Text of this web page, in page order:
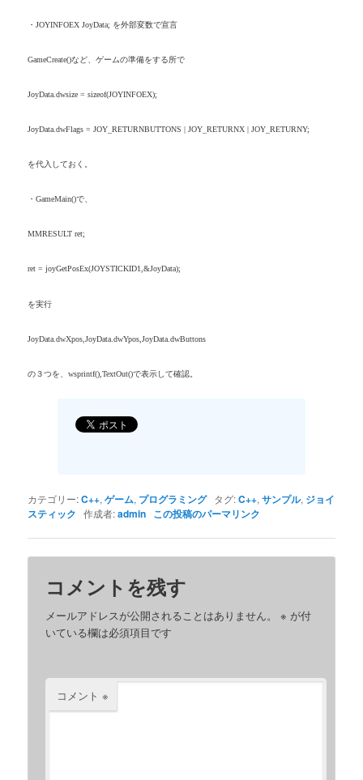
・JOYINFOEX JoyData; を外部変数で宣言
GameCreate()など、ゲームの準備をする所で
JoyData.dwsize = sizeof(JOYINFOEX);
JoyData.dwFlags = JOY_RETURNBUTTONS | JOY_RETURNX | JOY_RETURNY;
を代入しておく。
・GameMain()で、
MMRESULT ret;
ret = joyGetPosEx(JOYSTICKID1,&JoyData);
を実行
JoyData.dwXpos,JoyData.dwYpos,JoyData.dwButtons
の３つを、wsprintf(),TextOut()で表示して確認。
カテゴリー:C++,ゲーム, プログラミングタグ:C++,サンプル, ジョイ
スティック 作成者:admin この投稿のパーマリンク
コメントを残す
メールアドレスが公開されることはありません。 ※ が付
いている欄は必須項目です
コメント※